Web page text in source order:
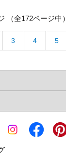
（全172ページ中）
3 4 5